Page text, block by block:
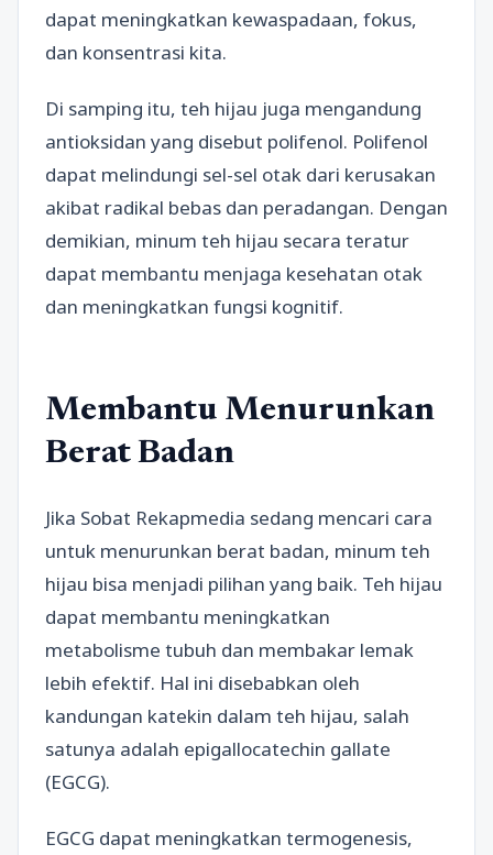
dapat meningkatkan kewaspadaan, fokus,
dan konsentrasi kita.
Di samping itu, teh hijau juga mengandung
antioksidan yang disebut polifenol. Polifenol
dapat melindungi sel-sel otak dari kerusakan
akibat radikal bebas dan peradangan. Dengan
demikian, minum teh hijau secara teratur
dapat membantu menjaga kesehatan otak
dan meningkatkan fungsi kognitif.
Membantu Menurunkan
Berat Badan
Jika Sobat Rekapmedia sedang mencari cara
untuk menurunkan berat badan, minum teh
hijau bisa menjadi pilihan yang baik. Teh hijau
dapat membantu meningkatkan
metabolisme tubuh dan membakar lemak
lebih efektif. Hal ini disebabkan oleh
kandungan katekin dalam teh hijau, salah
satunya adalah epigallocatechin gallate
(EGCG).
EGCG dapat meningkatkan termogenesis,